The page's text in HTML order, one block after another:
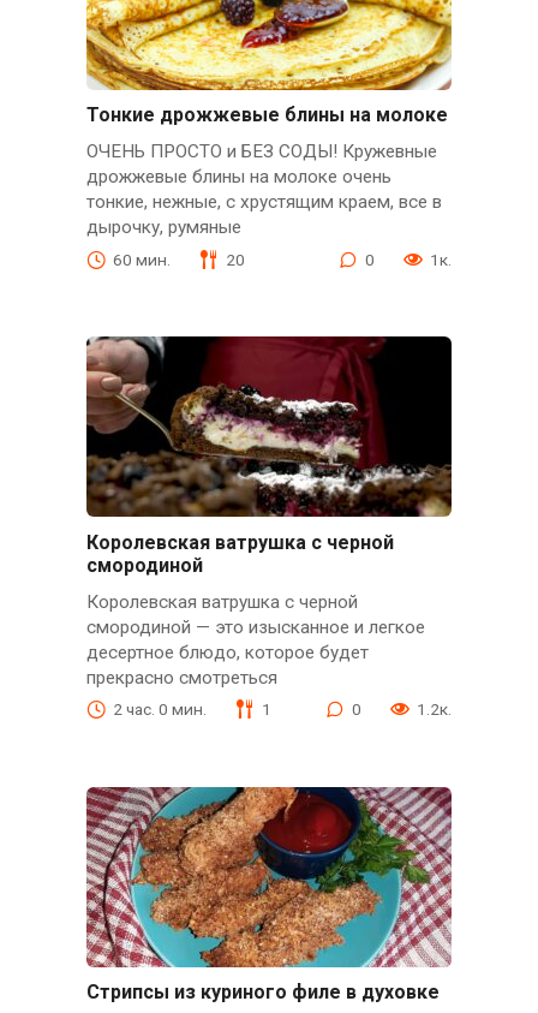
Тонкие дрожжевые блины на молоке
ОЧЕНЬ ПРОСТО и БЕЗ СОДЫ! Кружевные
дрожжевые блины на молоке очень
тонкие, нежные, с хрустящим краем, все в
дырочку, румяные
60 мин. 20 0 1к.
Королевская ватрушка с черной
смородиной
Королевская ватрушка с черной
смородиной — это изысканное и легкое
десертное блюдо, которое будет
прекрасно смотреться
2 час. 0 мин. 1 0 1.2к.
Стрипсы из куриного филе в духовке